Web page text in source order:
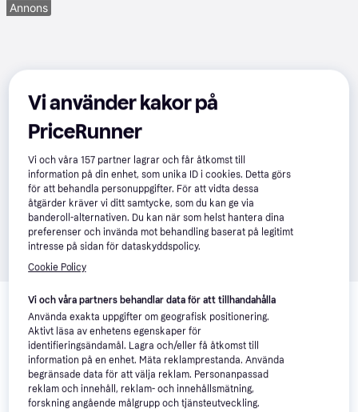
Annons
Relaterade produkter
Vi har plockat fram ett urval av produkter som kanske skulle
intressera dig. Visa alla
Trendande
Vi använder kakor på
PriceRunner
Vi och våra157 partner lagrar och får åtkomst till
information på din enhet, som unika ID i cookies. Detta görs
för att behandla personuppgifter. För att vidta dessa
åtgärder kräver vi ditt samtycke, som du kan ge via
banderoll-alternativen. Du kan när som helst hantera dina
preferenser och invända mot behandling baserat på legitimt
intresse på sidan för dataskyddspolicy.
Cookie Policy
Vi och våra partners behandlar data för att tillhandahålla
Använda exakta uppgifter om geografisk positionering.
Aktivt läsa av enhetens egenskaper för
identifieringsändamål. Lagra och/eller få åtkomst till
information på en enhet. Mäta reklamprestanda. Använda
begränsade data för att välja reklam. Personanpassad
reklam och innehåll, reklam- och innehållsmätning,
forskning angående målgrupp och tjänsteutveckling.